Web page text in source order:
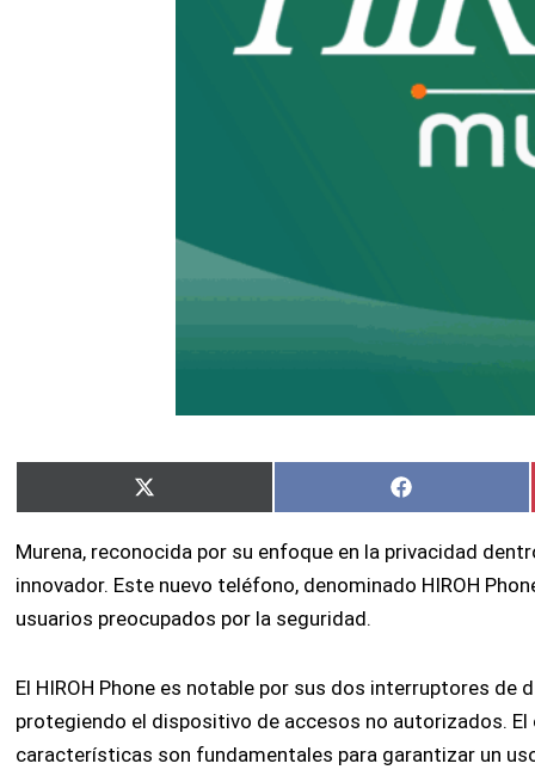
Compartir
en
X
(Twitter)
Compartir
en
Facebook
Murena, reconocida por su enfoque en la privacidad
innovador. Este nuevo teléfono, denominado HIROH
usuarios preocupados por la seguridad.
El HIROH Phone es notable por sus dos interruptores
protegiendo el dispositivo de accesos no autorizados.
características son fundamentales para garantizar un